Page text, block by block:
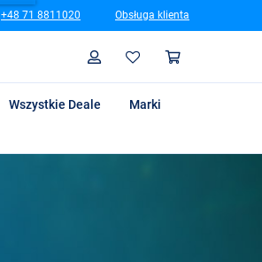
+48 71 8811020 Obsługa klienta
Profil
Wszystkie Deale
Marki